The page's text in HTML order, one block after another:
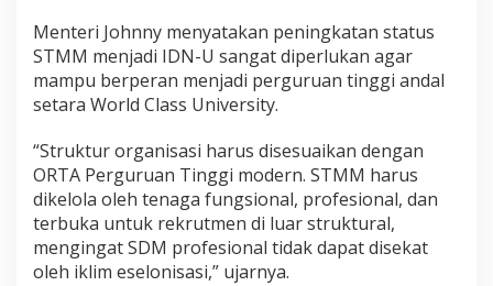
Menteri Johnny menyatakan peningkatan status
STMM menjadi IDN-U sangat diperlukan agar
mampu berperan menjadi perguruan tinggi andal
setara World Class University.
“Struktur organisasi harus disesuaikan dengan
ORTA Perguruan Tinggi modern. STMM harus
dikelola oleh tenaga fungsional, profesional, dan
terbuka untuk rekrutmen di luar struktural,
mengingat SDM profesional tidak dapat disekat
oleh iklim eselonisasi,” ujarnya.